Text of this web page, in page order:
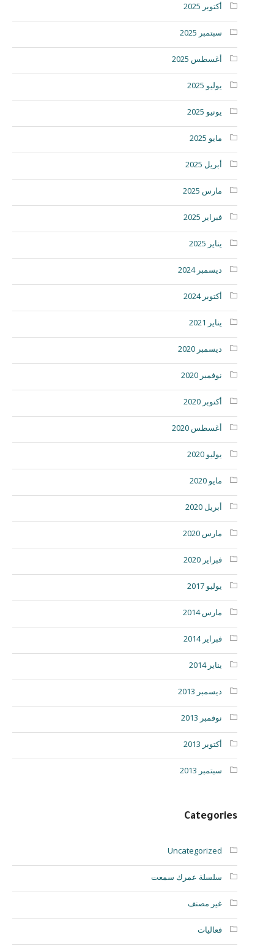
أكتوبر 2025
سبتمبر 2025
أغسطس 2025
يوليو 2025
يونيو 2025
مايو 2025
أبريل 2025
مارس 2025
فبراير 2025
يناير 2025
ديسمبر 2024
أكتوبر 2024
يناير 2021
ديسمبر 2020
نوفمبر 2020
أكتوبر 2020
أغسطس 2020
يوليو 2020
مايو 2020
أبريل 2020
مارس 2020
فبراير 2020
يوليو 2017
مارس 2014
فبراير 2014
يناير 2014
ديسمبر 2013
نوفمبر 2013
أكتوبر 2013
سبتمبر 2013
Categories
Uncategorized
سلسلة عمرك سمعت
غير مصنف
فعاليات